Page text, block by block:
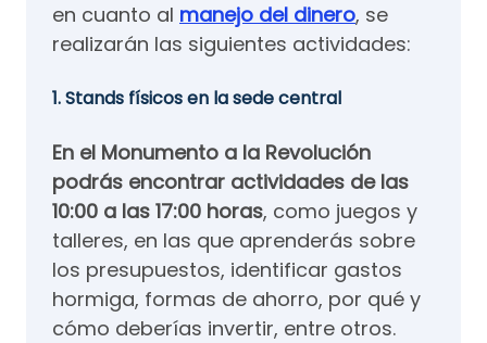
en cuanto al manejo del dinero, se
realizarán las siguientes actividades:
1. Stands físicos en la sede central
En el Monumento a la Revolución
podrás encontrar actividades de las
10:00 a las 17:00 horas, como juegos y
talleres, en las que aprenderás sobre
los presupuestos, identificar gastos
hormiga, formas de ahorro, por qué y
cómo deberías invertir, entre otros.